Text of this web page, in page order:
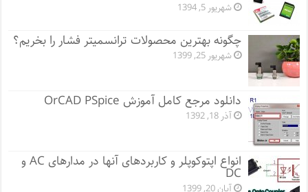
شهریور 5, 1394
چگونه بهترین محصولات ترانسمیتر فشار را بخریم؟
شهریور 25, 1399
دانلود مرجع کامل آموزش OrCAD PSpice
آذر 18, 1392
انواع اپتوکوپلر و کاربردهای آنها در مدارهای AC و
DC